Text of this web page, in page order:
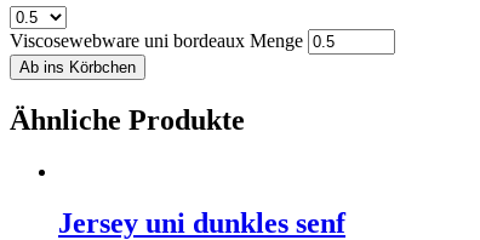
Viscosewebware uni bordeaux Menge
Ab ins Körbchen
Ähnliche Produkte
Jersey uni dunkles senf